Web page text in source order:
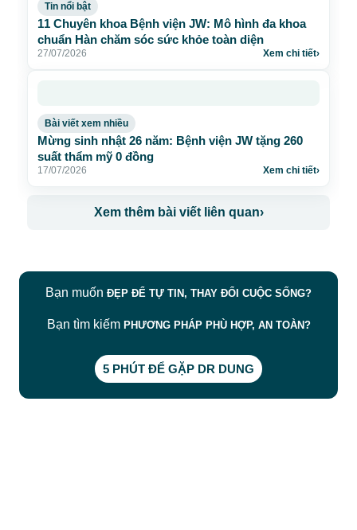
Tin nổi bật
11 Chuyên khoa Bệnh viện JW: Mô hình đa khoa
chuẩn Hàn chăm sóc sức khỏe toàn diện
27/07/2026 Xem chi tiết›
Bài viết xem nhiều
Mừng sinh nhật 26 năm: Bệnh viện JW tặng 260
suất thẩm mỹ 0 đồng
17/07/2026 Xem chi tiết›
Xem thêm bài viết liên quan›
Bạn muốn ĐẸP ĐỂ TỰ TIN, THAY ĐỔI CUỘC SỐNG?
Bạn tìm kiếm PHƯƠNG PHÁP PHÙ HỢP, AN TOÀN?
5 PHÚT ĐỂ GẶP DR DUNG